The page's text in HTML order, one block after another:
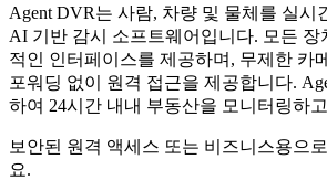
Agent DVR는 사람, 차량 및 물체를 실시
AI 기반 감시 소프트웨어입니다. 모든 장
적인 인터페이스를 제공하며, 무제한 카
포워딩 없이 원격 접근을 제공합니다.
하여 24시간 내내 부동산을 모니터링하
보안된 원격 액세스 또는 비즈니스용으
요.